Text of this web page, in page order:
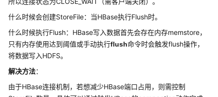
用
户
指
南
组
件
什么时候会创建StoreFile：当HBase执行Flush时。
什么时候执行Flush：HBase写入数据首先会存在内存memstore，
只有内存使用达到阈值或手动执行flush命令时会触发flush操作，
将数据写入HDFS。
解决方法：
由于HBase连接机制，若想减少HBase端口占用，则需控制